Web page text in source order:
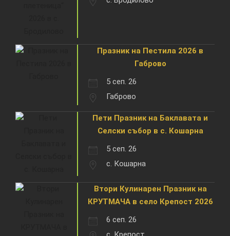
Празник на Пестила 2026 в
Габрово
5 сеп. 26
Габрово
Пети Празник на Баклавата и
Селски събор в с. Кошарна
5 сеп. 26
с. Кошарна
Втори Кулинарен Празник на
КРУТМАЧА в село Крепост 2026
6 сеп. 26